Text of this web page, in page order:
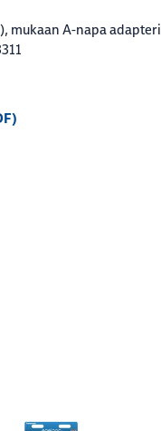
mukaan A-napa adapteri